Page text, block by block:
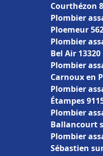
Courthézon
Plombier
Ploemeur
Plombier
Bel Air 13320
Plombier
Carnoux en
Plombier
Étampes
Plombier
Ballancourt
Plombier
Sébastien